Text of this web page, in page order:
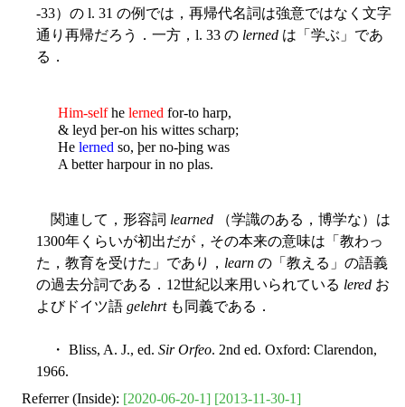
-33）の l. 31 の例では，再帰代名詞は強意ではなく文字
通り再帰だろう．一方，l. 33 の lerned は「学ぶ」であ
る．
Him-selfhe lerned for-to harp,
& leyd þer-on his wittes scharp;
He lerned so, þer no-þing was
A better harpour in no plas.
関連して，形容詞 learned （学識のある，博学な）は
1300年くらいが初出だが，その本来の意味は「教わっ
た，教育を受けた」であり， learn の「教える」の語義
の過去分詞である．12世紀以来用いられている lered お
よびドイツ語 gelehrtも同義である．
・ Bliss, A. J., ed. Sir Orfeo. 2nd ed. Oxford: Clarendon,
1966.
Referrer (Inside): [2020-06-20-1] [2013-11-30-1]